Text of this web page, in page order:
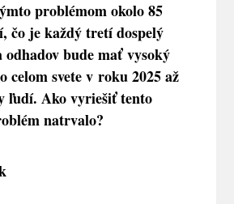
problémom okolo 85
čo je každý tretí dospelý
odhadov bude mať vysoký
celom svete v roku 2025 až
ľudí. Ako vyriešiť tento
natrvalo?